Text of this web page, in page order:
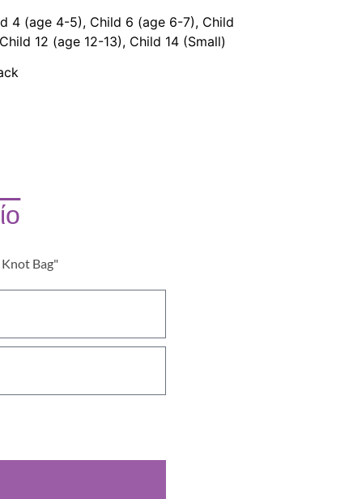
4 (age 4-5), Child 6 (age 6-7), Child
12 (age 12-13), Child 14 (Small)
Knot Bag"